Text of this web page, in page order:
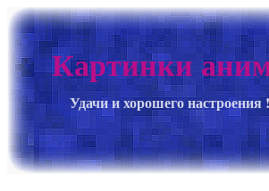
Картинки
Удачи и хорошего настроения !